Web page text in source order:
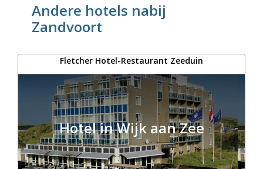
Andere hotels nabij
Zandvoort
Fletcher Hotel-Restaurant Zeeduin
Hotel in Wijk aan Zee